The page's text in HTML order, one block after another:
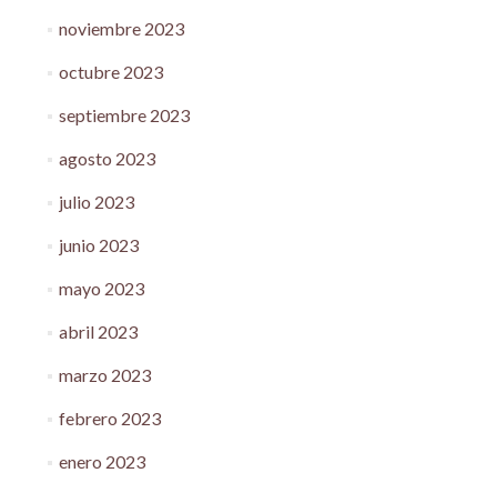
noviembre 2023
octubre 2023
septiembre 2023
agosto 2023
julio 2023
junio 2023
mayo 2023
abril 2023
marzo 2023
febrero 2023
enero 2023